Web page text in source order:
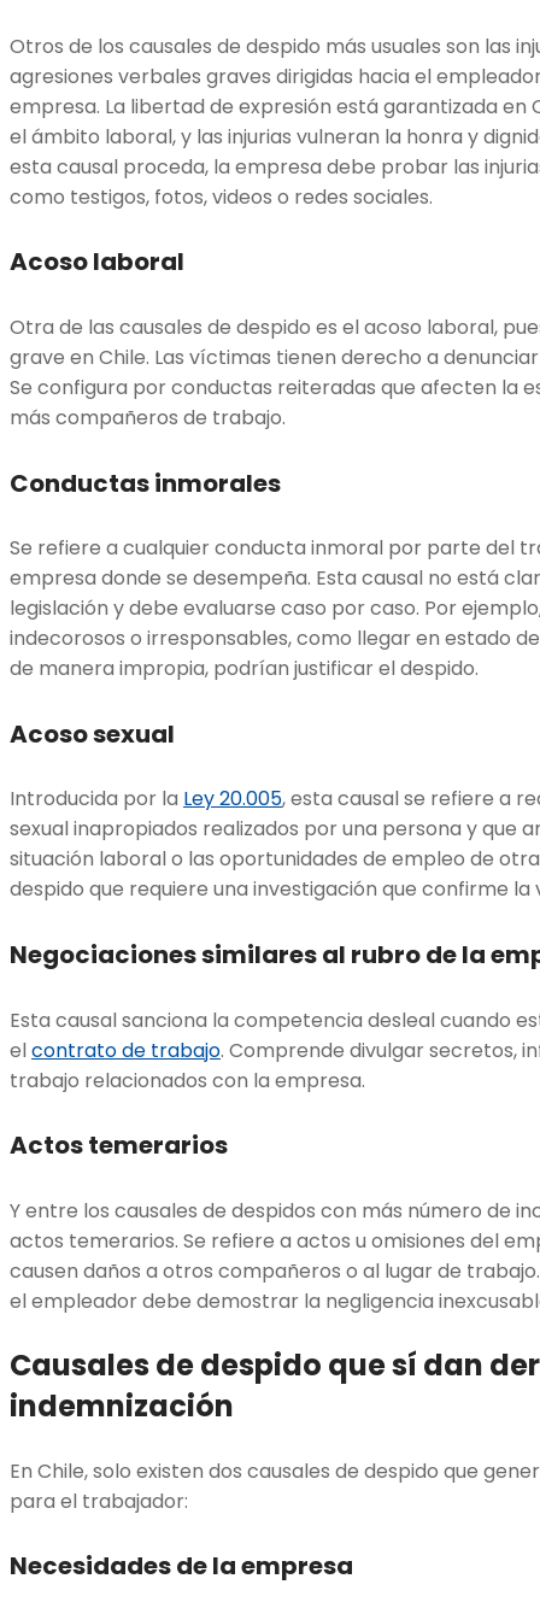
Otros de los causales de despido más usuales son las
agresiones verbales graves dirigidas hacia el
empresa. La libertad de expresión está garantizada en
el ámbito laboral, y las injurias vulneran la honra y
esta causal proceda, la empresa debe probar las
como testigos, fotos, videos o redes sociales.
Acoso laboral
Otra de las causales de despido es el acoso laboral,
grave en Chile. Las víctimas tienen derecho a
Se configura por conductas reiteradas que afecten la
más compañeros de trabajo.
Conductas inmorales
Se refiere a cualquier conducta inmoral por parte del
empresa donde se desempeña. Esta causal no está
legislación y debe evaluarse caso por caso. Por
indecorosos o irresponsables, como llegar en estado
de manera impropia, podrían justificar el despido.
Acoso sexual
Introducida por la Ley 20.005, esta causal se refiere a
sexual inapropiados realizados por una persona y que
situación laboral o las oportunidades de empleo de
despido que requiere una investigación que confirme la
Negociaciones similares al rubro de la
Esta causal sanciona la competencia desleal cuando
elcontrato de trabajo. Comprende divulgar secretos,
trabajo relacionados con la empresa.
Actos temerarios
Y entre los causales de despidos con más número de
actos temerarios. Se refiere a actos u omisiones del
causen daños a otros compañeros o al lugar de
el empleador debe demostrar la negligencia
Causales de despido que sí dan
indemnización
En Chile, solo existen dos causales de despido que
para el trabajador:
Necesidades de la empresa